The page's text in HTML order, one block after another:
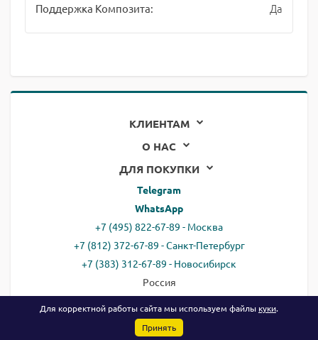
Поддержка Композита: Да
КЛИЕНТАМ
О НАС
ДЛЯ ПОКУПКИ
Telegram
WhatsApp
+7 (495) 822-67-89 - Москва
+7 (812) 372-67-89 - Санкт-Петербург
+7 (383) 312-67-89 - Новосибирск
Россия
email:all@ready.website
Для корректной работы сайта мы используем файлы куки.
Принять